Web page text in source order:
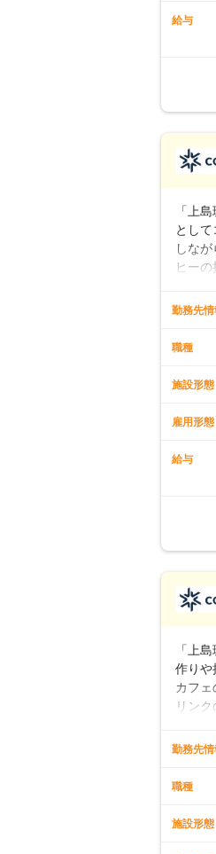
給与
「上
とし
しな
ヒー
先輩ス
に馴染
もお任
ーへの
勤務先情
職種
施設形態
雇用形態
給与
「上
作りや
カフ
リン
寧に教
す。「
成とい
勤務先情
職種
施設形態